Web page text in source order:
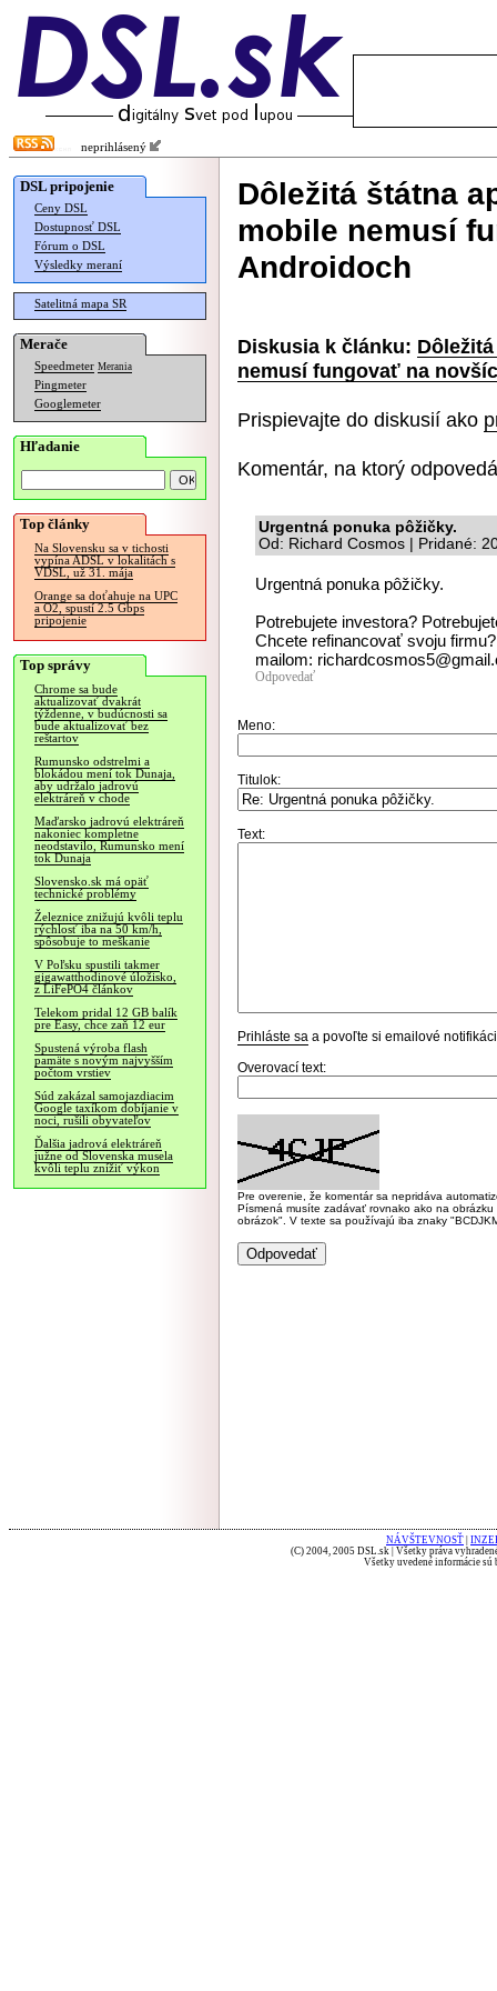
neprihlásený
DSL pripojenie
Ceny DSL
Dostupnosť DSL
Fórum o DSL
Výsledky meraní
Satelitná mapa SR
Merače
Speedmeter Merania
Pingmeter
Googlemeter
Hľadanie
Top články
Na Slovensku sa v tichosti
vypína ADSL v lokalitách s
VDSL, už 31. mája
Orange sa doťahuje na UPC
a O2, spustí 2.5 Gbps
pripojenie
Top správy
Chrome sa bude
aktualizovať dvakrát
týždenne, v budúcnosti sa
bude aktualizovať bez
reštartov
Rumunsko odstrelmi a
blokádou mení tok Dunaja,
aby udržalo jadrovú
elektráreň v chode
Maďarsko jadrovú elektráreň
nakoniec kompletne
neodstavilo, Rumunsko mení
tok Dunaja
Slovensko.sk má opäť
technické problémy
Železnice znižujú kvôli teplu
rýchlosť iba na 50 km/h,
spôsobuje to meškanie
V Poľsku spustili takmer
gigawatthodinové úložisko,
z LiFePO4 článkov
Telekom pridal 12 GB balík
pre Easy, chce zaň 12 eur
Spustená výroba flash
pamäte s novým najvyšším
počtom vrstiev
Súd zakázal samojazdiacim
Google taxíkom dobíjanie v
noci, rušili obyvateľov
Ďalšia jadrová elektráreň
južne od Slovenska musela
kvôli teplu znížiť výkon
Dôležitá štátna
mobile nemusí
Androidoch
Diskusia k článku:
nemusí fungovať na
Prispievajte do diskusií ako
Komentár, na ktorý
Urgentná ponuka pôžičky.
Od: Richard Cosmos | Pridané:
Urgentná ponuka pôžičky.
Potrebujete investora?
Chcete refinancovať svoju
mailom:
Odpovedať
Meno:
Titulok:
Text:
Prihláste sa a povoľte si emailové
Overovací text:
Pre overenie, že komentár sa nepridáva
Písmená musíte zadávať rovnako ako na
obrázok". V texte sa používajú iba znaky
NÁVŠTEVNOSŤ
(C) 2004, 2005 DSL.sk | Všetky práva
Všetky uvedené informácie sú